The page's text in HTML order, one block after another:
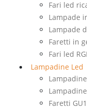
Fari led
Lampade
Lampade
Faretti in
Fari led
Lampadine Led
Faretti